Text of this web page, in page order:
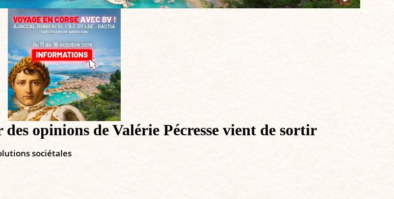
opinions de Valérie Pécresse vient de sortir
sociétales